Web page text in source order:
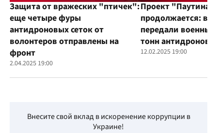
Защита от вражеских "птичек":
еще четыре фуры
антидроновых сеток от
волонтеров отправлены на
фронт
2.04.2025 19:00
Проект "Паутина"
продолжается:
передали
тонн
12.02.2025 19:00
Внесите свой вклад в искоренение коррупции в
Украине!